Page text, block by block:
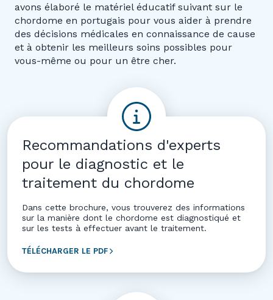
avons élaboré le matériel éducatif suivant sur le
chordome en portugais pour vous aider à prendre
des décisions médicales en connaissance de cause
et à obtenir les meilleurs soins possibles pour
vous-même ou pour un être cher.
Recommandations d'experts
pour le diagnostic et le
traitement du chordome
Dans cette brochure, vous trouverez des informations
sur la manière dont le chordome est diagnostiqué et
sur les tests à effectuer avant le traitement.
TÉLÉCHARGER LE PDF